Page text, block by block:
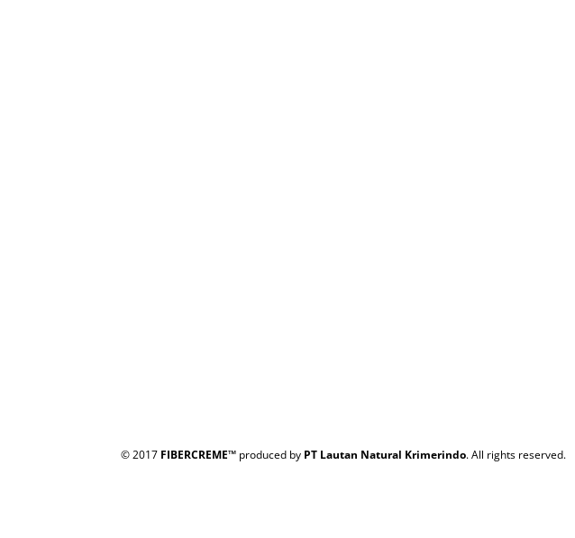
© 2017 FIBERCREME™ produced by PT Lautan Natural Krimerindo. All rights reserved.